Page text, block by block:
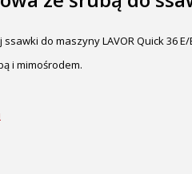
do maszyny LAVOR Quick 36 E/
i mimośrodem.